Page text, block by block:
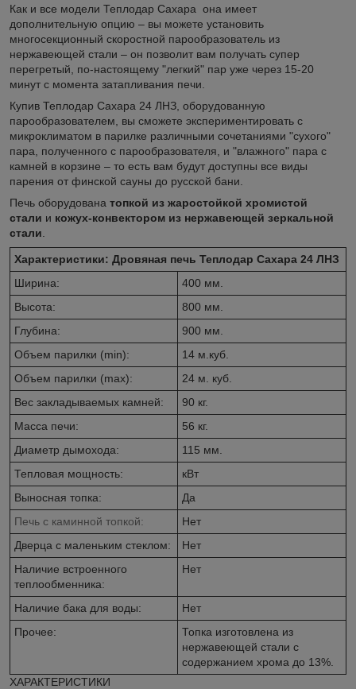
Как и все модели Теплодар Сахара она имеет
дополнительную опцию – вы можете установить
многосекционный скоростной парообразователь из
нержавеющей стали – он позволит вам получать супер
перегретый, по-настоящему "легкий" пар уже через 15-20
минут с момента затапливания печи.
Купив Теплодар Сахара 24 ЛНЗ, оборудованную
парообразователем, вы сможете экспериментировать с
микроклиматом в парилке различными сочетаниями "сухого"
пара, полученного с парообразователя, и "влажного" пара с
камней в корзине – то есть вам будут доступны все виды
парения от финской сауны до русской бани.
Печь оборудована топкой из жаростойкой хромистой
стали и кожух-конвектором из нержавеющей зеркальной
стали
Характеристики: Дровяная печь Теплодар Сахара 24 ЛНЗ
Ширина:
400 мм.
Высота:
800 мм.
Глубина:
900 мм.
Объем парилки (min):
14 м.куб.
Объем парилки (max):
24 м. куб.
Вес закладываемых камней:
90 кг.
Масса печи:
56 кг.
Диаметр дымохода:
115 мм.
Тепловая мощность:
кВт
Выносная топка:
Да
Печь с каминной топкой:
Нет
Дверца с маленьким стеклом:
Нет
Наличие встроенного
теплообменника:
Нет
Наличие бака для воды:
Нет
Прочее:
Топка изготовлена из
нержавеющей стали с
содержанием хрома до 13%.
ХАРАКТЕРИСТИКИ